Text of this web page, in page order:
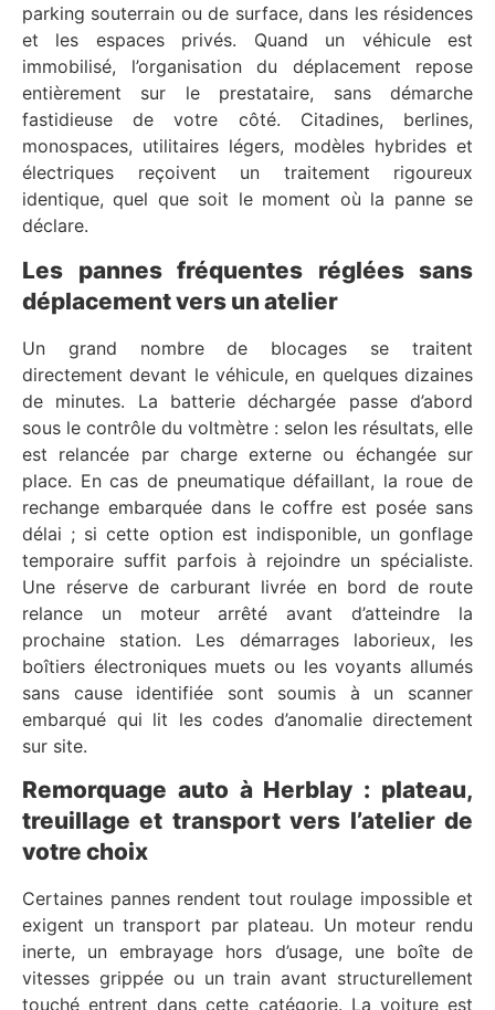
parking souterrain ou de surface, dans les résidences
et les espaces privés. Quand un véhicule est
immobilisé, l’organisation du déplacement repose
entièrement sur le prestataire, sans démarche
fastidieuse de votre côté. Citadines, berlines,
monospaces, utilitaires légers, modèles hybrides et
électriques reçoivent un traitement rigoureux
identique, quel que soit le moment où la panne se
déclare.
Les pannes fréquentes réglées sans
déplacement vers un atelier
Un grand nombre de blocages se traitent
directement devant le véhicule, en quelques dizaines
de minutes. La batterie déchargée passe d’abord
sous le contrôle du voltmètre : selon les résultats, elle
est relancée par charge externe ou échangée sur
place. En cas de pneumatique défaillant, la roue de
rechange embarquée dans le coffre est posée sans
délai ; si cette option est indisponible, un gonflage
temporaire suffit parfois à rejoindre un spécialiste.
Une réserve de carburant livrée en bord de route
relance un moteur arrêté avant d’atteindre la
prochaine station. Les démarrages laborieux, les
boîtiers électroniques muets ou les voyants allumés
sans cause identifiée sont soumis à un scanner
embarqué qui lit les codes d’anomalie directement
sur site.
Remorquage auto à Herblay : plateau,
treuillage et transport vers l’atelier de
votre choix
Certaines pannes rendent tout roulage impossible et
exigent un transport par plateau. Un moteur rendu
inerte, un embrayage hors d’usage, une boîte de
vitesses grippée ou un train avant structurellement
touché entrent dans cette catégorie. La voiture est